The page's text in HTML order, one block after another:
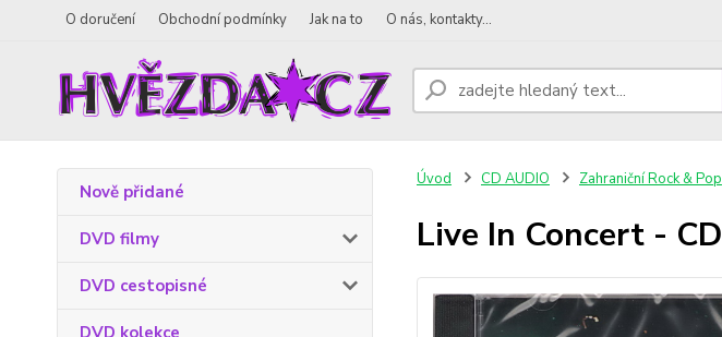
O doručení Obchodní podmínky Jak na to O nás, kontakty...
Nově přidané
DVD filmy
DVD cestopisné
DVD kolekce
Úvod CD AUDIO Zahraniční Rock & Pop
Live In Concert - CD